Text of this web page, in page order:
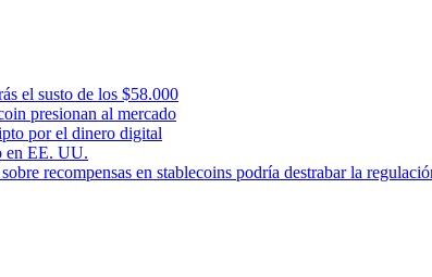
el susto de los $58.000
presionan al mercado
por el dinero digital
en EE. UU.
recompensas en stablecoins podría destrabar la